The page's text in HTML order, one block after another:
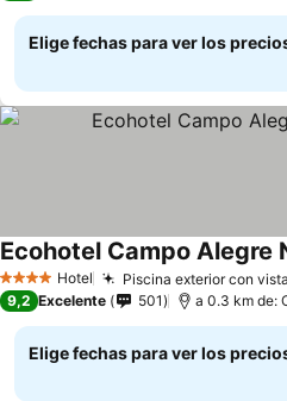
Elige fechas para ver los
4 EstrellasHotel Piscina exterior con
Ecohotel Campo Alegre
9,2 Excelente 501 a 0.3 km de:
Elige fechas para ver los